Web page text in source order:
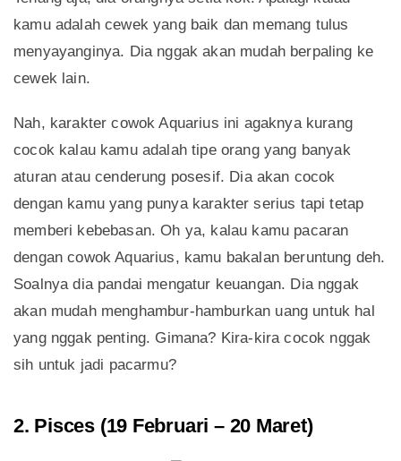
kamu adalah cewek yang baik dan memang tulus
menyayanginya. Dia nggak akan mudah berpaling ke
cewek lain.
Nah, karakter cowok Aquarius ini agaknya kurang
cocok kalau kamu adalah tipe orang yang banyak
aturan atau cenderung posesif. Dia akan cocok
dengan kamu yang punya karakter serius tapi tetap
memberi kebebasan. Oh ya, kalau kamu pacaran
dengan cowok Aquarius, kamu bakalan beruntung deh.
Soalnya dia pandai mengatur keuangan. Dia nggak
akan mudah menghambur-hamburkan uang untuk hal
yang nggak penting. Gimana? Kira-kira cocok nggak
sih untuk jadi pacarmu?
2. Pisces (19 Februari – 20 Maret)